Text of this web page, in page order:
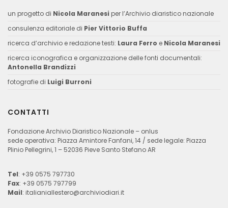
un progetto di Nicola Maranesi per l’Archivio diaristico nazionale
consulenza editoriale di Pier Vittorio Buffa
ricerca d’archivio e redazione testi: Laura Ferro e Nicola Maranesi
ricerca iconografica e organizzazione delle fonti documentali:
Antonella Brandizzi
fotografie di Luigi Burroni
CONTATTI
Fondazione Archivio Diaristico Nazionale – onlus
sede operativa: Piazza Amintore Fanfani, 14 / sede legale: Piazza
Plinio Pellegrini, 1 – 52036 Pieve Santo Stefano AR
Tel: +39 0575 797730
Fax: +39 0575 797799
Mail: italianiallestero@archiviodiari.it